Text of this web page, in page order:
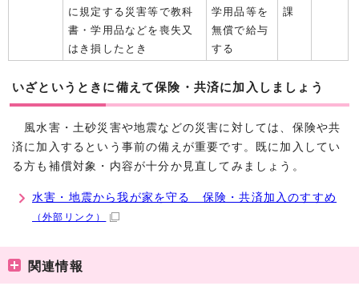
に規定する災害等で教科
書・学用品などを喪失又
はき損したとき
学用品等を
無償で給与
する
課
いざというときに備えて保険・共済に加入しましょう
風水害・土砂災害や地震などの災害に対しては、保険や共
済に加入するという事前の備えが重要です。既に加入してい
る方も補償対象・内容が十分か見直してみましょう。
水害・地震から我が家を守る 保険・共済加入のすすめ
（外部リンク）
関連情報